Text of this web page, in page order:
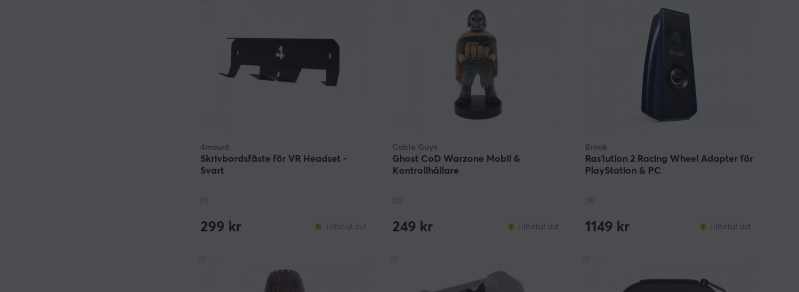
4mount
Skrivbordsfäste för VR Headset -
Svart
(1)
299 kr Tillfälligt slut
Cable Guys
Ghost CoD Warzone Mobil &
Kontrollhållare
(0)
249 kr Tillfälligt slut
Brook
Ras1ution 2 Racing Wheel Adapter för
PlayStation & PC
(8)
1149 kr Tillfälligt slut